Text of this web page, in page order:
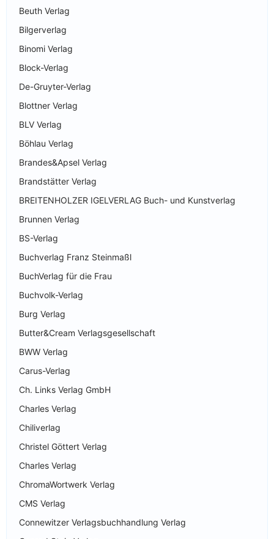
Beuth Verlag
Bilgerverlag
Binomi Verlag
Block-Verlag
De-Gruyter-Verlag
Blottner Verlag
BLV Verlag
Böhlau Verlag
Brandes&Apsel Verlag
Brandstätter Verlag
BREITENHOLZER IGELVERLAG Buch- und Kunstverlag
Brunnen Verlag
BS-Verlag
Buchverlag Franz Steinmaßl
BuchVerlag für die Frau
Buchvolk-Verlag
Burg Verlag
Butter&Cream Verlagsgesellschaft
BWW Verlag
Carus-Verlag
Ch. Links Verlag GmbH
Charles Verlag
Chiliverlag
Christel Göttert Verlag
Charles Verlag
ChromaWortwerk Verlag
CMS Verlag
Connewitzer Verlagsbuchhandlung Verlag